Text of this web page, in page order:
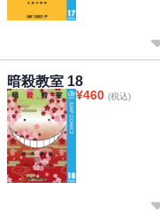
暗殺教室 18
¥460 (税込)